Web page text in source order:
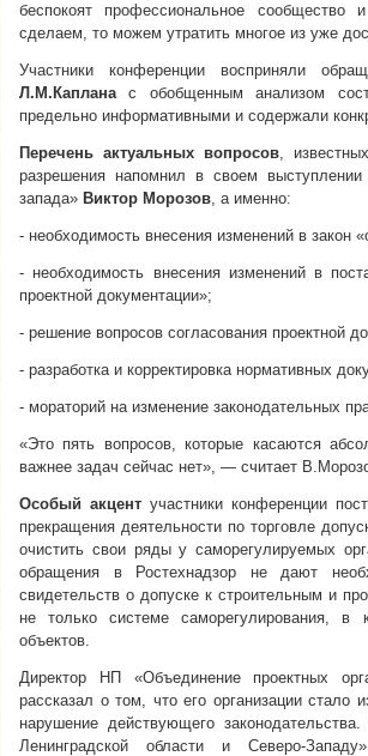
беспокоят профессиональное
сделаем, то можем утратить многое из уже
Участники конференции восприняли
Л.М.Капланас обобщенным анализом
предельно информативными и содержали
Перечень актуальных вопросов,
разрешения напомнил в своем
запада» Виктор Морозов, а именно:
- необходимость внесения изменений в закон
- необходимость внесения изменений в
проектной документации»;
- решение вопросов согласования проектной
- разработка и корректировка нормативных
- мораторий на изменение законодательных
«Это пять вопросов, которые касаются
важнее задач сейчас нет», — считает
Особый акцент участники конференции
прекращения деятельности по торговле
очистить свои ряды у саморегулируемых
обращения в Ростехнадзор не дают
свидетельств о допуске к строительным и
не только системе саморегулирования, в
объектов.
Директор НП «Объединение проектных
рассказал о том, что его организации стало
нарушение действующего
Ленинградской области и Северо-